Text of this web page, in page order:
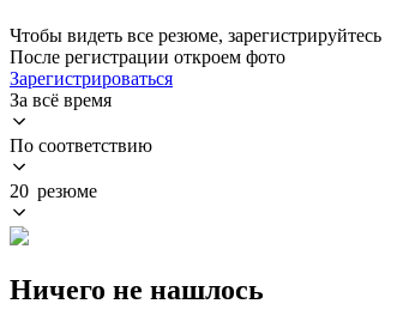
Чтобы видеть все резюме, зарегистрируйтесь
После регистрации откроем фото
Зарегистрироваться
За всё время
По соответствию
20 резюме
Ничего не нашлось